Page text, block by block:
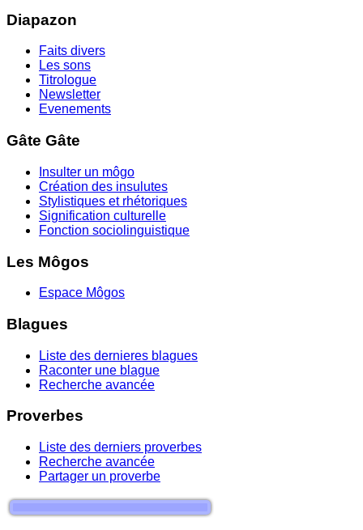
Diapazon
Faits divers
Les sons
Titrologue
Newsletter
Evenements
Gâte Gâte
Insulter un môgo
Création des insulutes
Stylistiques et rhétoriques
Signification culturelle
Fonction sociolinguistique
Les Môgos
Espace Môgos
Blagues
Liste des dernieres blagues
Raconter une blague
Recherche avancée
Proverbes
Liste des derniers proverbes
Recherche avancée
Partager un proverbe